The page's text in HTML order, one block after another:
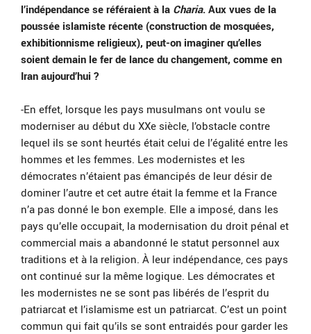
l’indépendance se référaient à la Charia. Aux vues de la
poussée islamiste récente (construction de mosquées,
exhibitionnisme religieux), peut-on imaginer qu’elles
soient demain le fer de lance du changement, comme en
Iran aujourd’hui ?
-En effet, lorsque les pays musulmans ont voulu se
moderniser au début du XXe siècle, l’obstacle contre
lequel ils se sont heurtés était celui de l’égalité entre les
hommes et les femmes. Les modernistes et les
démocrates n’étaient pas émancipés de leur désir de
dominer l’autre et cet autre était la femme et la France
n’a pas donné le bon exemple. Elle a imposé, dans les
pays qu’elle occupait, la modernisation du droit pénal et
commercial mais a abandonné le statut personnel aux
traditions et à la religion. À leur indépendance, ces pays
ont continué sur la même logique. Les démocrates et
les modernistes ne se sont pas libérés de l’esprit du
patriarcat et l’islamisme est un patriarcat. C’est un point
commun qui fait qu’ils se sont entraidés pour garder les